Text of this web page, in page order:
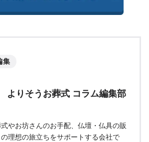
集
よりそうお葬式 コラム編集部
やお坊さんのお手配、仏壇・仏具の販
理想の旅立ちをサポートする会社で